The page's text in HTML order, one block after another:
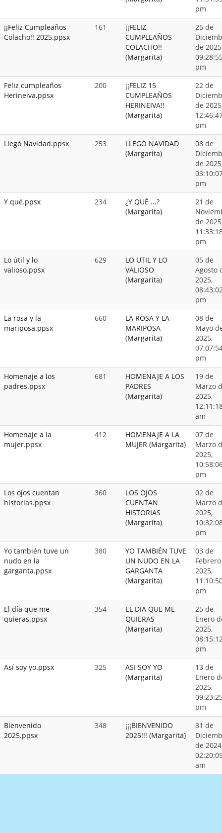
pm
¡¡Feliz Cumpleaños
Colacho!! 2025.ppsx
161
¡¡FELIZ
CUMPLEAÑOS
COLACHO!!
(Margarita)
25 de
de
pm
Feliz cumpleaños
Herineiva.ppsx
200
¡¡FELIZ 15
CUMPLEAÑOS
HERINEIVA!!
(Margarita)
22 de
de
pm
Llegó Navidad.ppsx
253
LLEGÓ NAVIDAD
(Margarita)
08 de
de
pm
Y qué.ppsx
234
¿Y QUÉ ...?
(Margarita)
21 de
de
pm
Lo útil y lo
valioso.ppsx
629
LO UTIL Y LO
VALIOSO
(Margarita)
05 de
Agosto
2025,
pm
La rosa y la
mariposa.ppsx
660
LA ROSA Y LA
MARIPOSA
(Margarita)
08 de
Mayo
2025,
pm
Homenaje a los
padres.ppsx
681
HOMENAJE A LOS
PADRES
(Margarita)
19 de
Marzo
2025,
am
Homenaje a la
mujer.ppsx
412
HOMENAJE A LA
MUJER (Margarita)
07 de
Marzo
2025,
pm
Los ojos cuentan
historias.ppsx
360
LOS OJOS
CUENTAN
HISTORIAS
(Margarita)
02 de
Marzo
2025,
pm
Yo también tuve un
nudo en la
garganta.ppsx
380
YO TAMBIÉN TUVE
UN NUDO EN LA
GARGANTA
(Margarita)
03 de
2025,
pm
El día que me
quieras.ppsx
354
EL DIA QUE ME
QUIERAS
(Margarita)
25 de
Enero
2025,
pm
Así soy yo.ppsx
325
ASI SOY YO
(Margarita)
13 de
Enero
2025,
pm
Bienvenido
2025.ppsx
348
¡¡¡BIENVENIDO
2025!!! (Margarita)
31 de
de
am